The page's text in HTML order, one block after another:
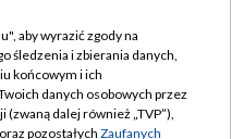
TVP
aby wyrazić zgody na
śledzenia i zbierania danych,
końcowym i ich
danych osobowych przez
(zwaną dalej również „TVP”),
oraz pozostałych Zaufanych